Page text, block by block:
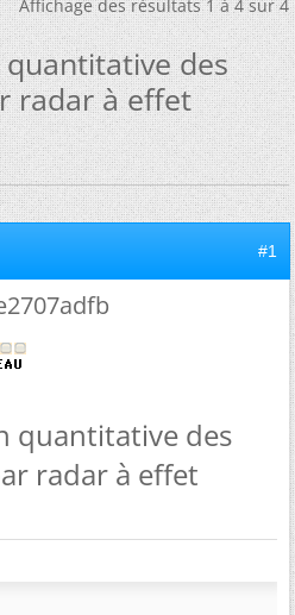
Affichage des résultats 1 à 4 sur 4
quantitative des
radar à effet
#1
quantitative des
radar à effet